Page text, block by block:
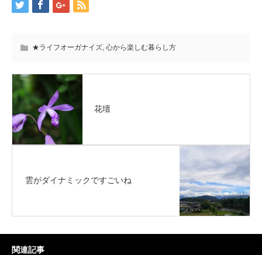
★ライフオーガナイズ, 心から楽しむ暮らし方
花壇
雲がダイナミックですごいね
関連記事